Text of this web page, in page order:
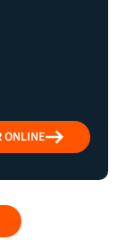
ONLINE